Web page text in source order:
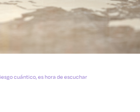
cuántico, es hora de escuchar